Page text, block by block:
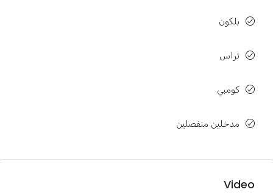
بلكون
تراس
كومبي
مدخلين منفصلين
Video